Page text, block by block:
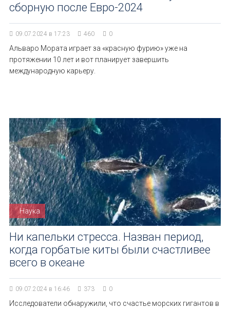
сборную после Евро-2024
09.07.2024 в 17:23 460 0
Альваро Мората играет за «красную фурию» уже на
протяжении 10 лет и вот планирует завершить
международную карьеру.
Наука
Ни капельки стресса. Назван период,
когда горбатые киты были счастливее
всего в океане
09.07.2024 в 16:46 373 0
Исследователи обнаружили, что счастье морских гигантов в